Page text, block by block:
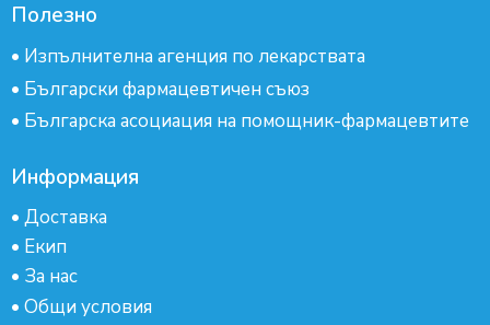
Полезно
• Изпълнителна агенция по лекарствата
• Български фармацевтичен съюз
• Българска асоциация на помощник-фармацевтите
Информация
• Доставка
• Екип
• За нас
• Общи условия